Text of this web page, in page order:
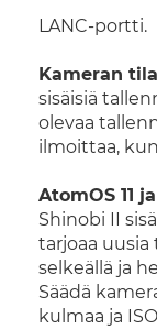
LANC-portti.
Kameran
sisäisiä
olevaa
ilmoittaa,
AtomOS 11
Shinobi II
tarjoaa uusia
selkeällä ja
Säädä
kulmaa ja